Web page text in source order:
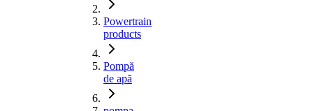
Powertrain
products
Pompă
de apă